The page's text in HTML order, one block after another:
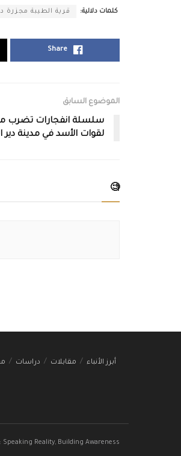
كلمات دلالية: قرية الطيبة مجزرة
Share
الموضوع السابق
سلسلة انفجارات تضرب
لقوات الأسد في مدينة دير
🧐
أبرز الأنباء مقابلات دراسات
Speaking Reality, Building Awareness